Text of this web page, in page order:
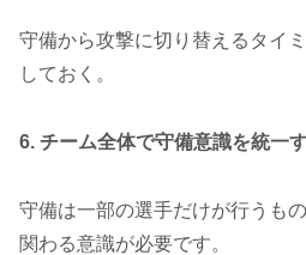
守備から攻撃に切り替えるタイ
しておく。
6. チーム全体で守備意識を統一
守備は一部の選手だけが行うも
関わる意識が必要です。